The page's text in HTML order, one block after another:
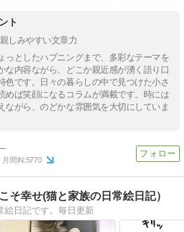
ト
しみやすい文章力
っとしたハプニングまで、多彩なテーマを
な内容ながら、どこか親近感が湧く語り口
色です。日々の暮らしの中で見つけた小さ
めば笑顔になるコラムが満載です。時には
ながら、のどかな雰囲気を大切にしていま
月間IN:5770
そ幸せ(猫と家族の日常絵日記）
絵日記です。毎日更新